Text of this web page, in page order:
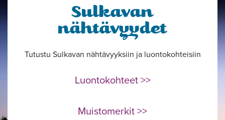
Sulkavan
nähtävyydet
Tutustu Sulkavan nähtävyyksiin ja luontokohteisiin
Luontokohteet >>
Muistomerkit >>